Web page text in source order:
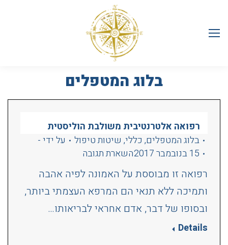
בלוג המטפלים
רפואה אלטרנטיבית משולבת הוליסטית
בלוג המטפלים, כללי, שיטות טיפול על ידי-
15 בנובמבר 2017
השארת תגובה
רפואה זו מבוססת על האמונה לפיה אהבה
ותמיכה ללא תנאי הם המרפא העצמתי ביותר,
ובסופו של דבר, אדם אחראי לבריאותו…
Details